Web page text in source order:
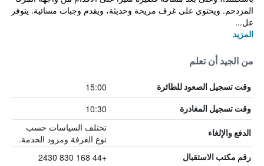
المزدحم. ويحتوي على غرف مريحة وحديثة، ويقدم وجبات مسائية. يتوفر
عل...
المزيد
من الجيد أن تعلم
وقت تسجيل الصعود للطائرة 15:00
وقت تسجيل المغادرة 10:30
الدفع والإلغاء
تختلف السياسات حسب
نوع الغرفة ومزود الخدمة.
رقم مكتب الاستقبال +44 168 830 2430